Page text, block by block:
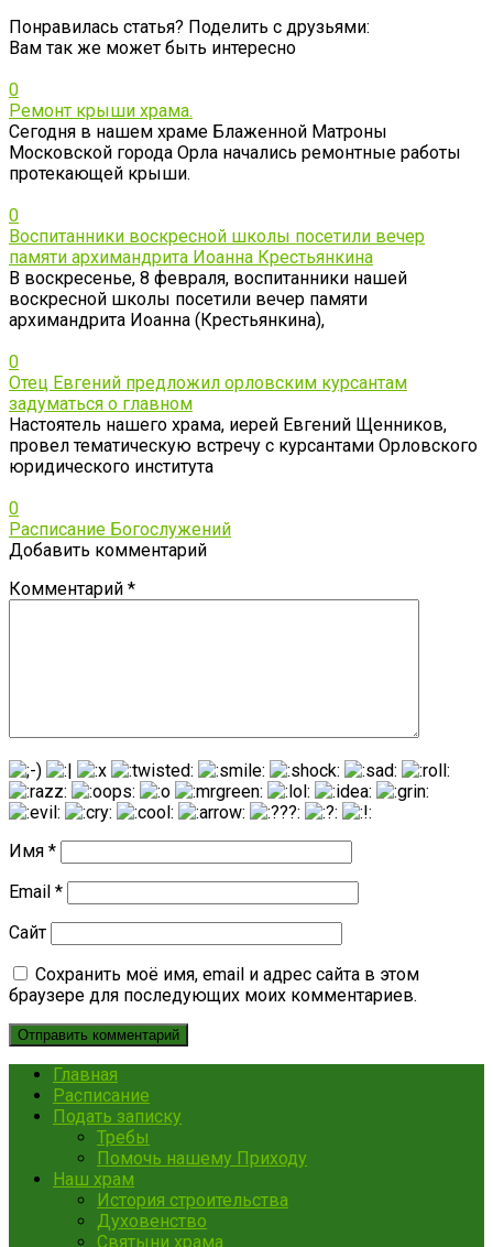
Понравилась статья? Поделить с друзьями:
Вам так же может быть интересно
0
Ремонт крыши храма.
Сегодня в нашем храме Блаженной Матроны
Московской города Орла начались ремонтные работы
протекающей крыши.
0
Воспитанники воскресной школы посетили вечер
памяти архимандрита Иоанна Крестьянкина
В воскресенье, 8 февраля, воспитанники нашей
воскресной школы посетили вечер памяти
архимандрита Иоанна (Крестьянкина),
0
Отец Евгений предложил орловским курсантам
задуматься о главном
Настоятель нашего храма, иерей Евгений Щенников,
провел тематическую встречу с курсантами Орловского
юридического института
0
Расписание Богослужений
Добавить комментарий
Комментарий *
Имя *
Email *
Сайт
Сохранить моё имя, email и адрес сайта в этом
браузере для последующих моих комментариев.
Главная
Расписание
Подать записку
Требы
Помочь нашему Приходу
Наш храм
История строительства
Духовенство
Святыни храма